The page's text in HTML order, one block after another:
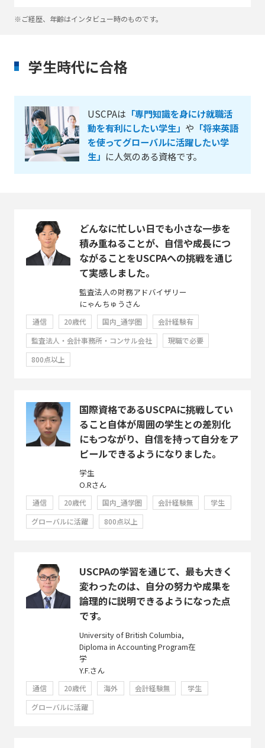
※ご経歴、年齢はインタビュー時のものです。
学生時代に合格
USCPAは 「専門知識を身にけ就職活
動を有利にしたい学生」 や 「将来英語
を使ってグローバルに活躍したい学
生」 に人気のある資格です。
どんなに忙しい日でも小さな一歩を
積み重ねることが、自信や成長につ
ながることをUSCPAへの挑戦を通じ
て実感しました。
監査法人の財務アドバイザリー
にゃんちゅうさん
通信 20歳代 国内_通学圏
会計経験有
監査法人・会計事務所・コンサル会社
現職で必要
800点以上
国際資格であるUSCPAに挑戦してい
ること自体が周囲の学生との差別化
にもつながり、自信を持って自分をア
ピールできるようになりました。
学生
O.Rさん
通信 20歳代 国内_通学圏 会計経験無
学生
グローバルに活躍
800点以上
USCPAの学習を通じて、最も大きく
変わったのは、自分の努力や成果を
論理的に説明できるようになった点
です。
University of British Columbia,
Diploma in Accounting Program在
学
Y.F.さん
通信 20歳代 海外 会計経験無
学生
グローバルに活躍